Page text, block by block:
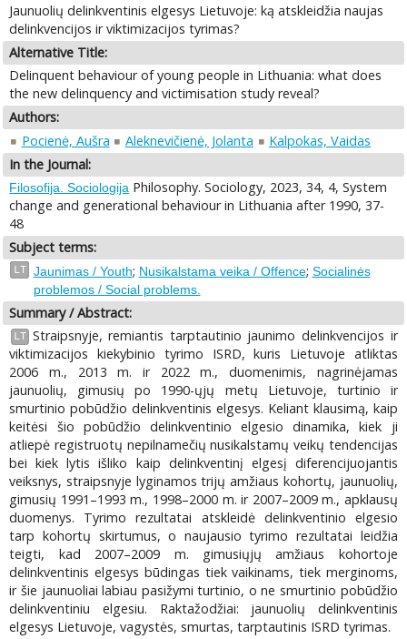
Jaunuolių delinkventinis elgesys Lietuvoje: ką atskleidžia naujas
delinkvencijos ir viktimizacijos tyrimas?
Alternative Title:
Delinquent behaviour of young people in Lithuania: what does
the new delinquency and victimisation study reveal?
Authors:
Pocienė, Aušra
Aleknevičienė, Jolanta
Kalpokas, Vaidas
In the Journal:
Filosofija. Sociologija Philosophy. Sociology, 2023, 34, 4, System
change and generational behaviour in Lithuania after 1990, 37-
48
Subject terms:
LT Jaunimas / Youth; Nusikalstama veika / Offence; Socialinės
problemos / Social problems.
Summary / Abstract:
LT Straipsnyje, remiantis tarptautinio jaunimo delinkvencijos ir
viktimizacijos kiekybinio tyrimo ISRD, kuris Lietuvoje atliktas
2006 m., 2013 m. ir 2022 m., duomenimis, nagrinėjamas
jaunuolių, gimusių po 1990-ųjų metų Lietuvoje, turtinio ir
smurtinio pobūdžio delinkventinis elgesys. Keliant klausimą, kaip
keitėsi šio pobūdžio delinkventinio elgesio dinamika, kiek ji
atliepė registruotų nepilnamečių nusikalstamų veikų tendencijas
bei kiek lytis išliko kaip delinkventinį elgesį diferencijuojantis
veiksnys, straipsnyje lyginamos trijų amžiaus kohortų, jaunuolių,
gimusių 1991–1993 m., 1998–2000 m. ir 2007–2009 m., apklausų
duomenys. Tyrimo rezultatai atskleidė delinkventinio elgesio
tarp kohortų skirtumus, o naujausio tyrimo rezultatai leidžia
teigti, kad 2007–2009 m. gimusiųjų amžiaus kohortoje
delinkventinis elgesys būdingas tiek vaikinams, tiek merginoms,
ir šie jaunuoliai labiau pasižymi turtinio, o ne smurtinio pobūdžio
delinkventiniu elgesiu. Raktažodžiai: jaunuolių delinkventinis
elgesys Lietuvoje, vagystės, smurtas, tarptautinis ISRD tyrimas.